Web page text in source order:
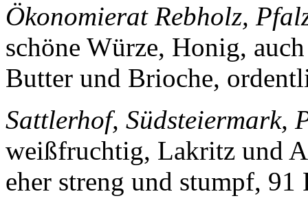
Ökonomierat Rebholz,
schöne Würze, Honig,
Butter und Brioche,
Sattlerhof,
weißfruchtig, Lakritz und
eher streng und stumpf, 91